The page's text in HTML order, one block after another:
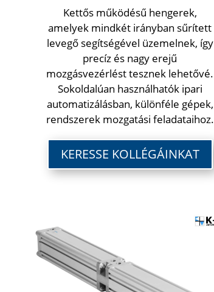
Kettős működésű hengerek,
amelyek mindkét irányban sűrített
levegő segítségével üzemelnek, így
precíz és nagy erejű
mozgásvezérlést tesznek lehetővé.
Sokoldalúan használhatók ipari
automatizálásban, különféle gépek,
rendszerek mozgatási feladataihoz.
KERESSE KOLLÉGÁINKAT